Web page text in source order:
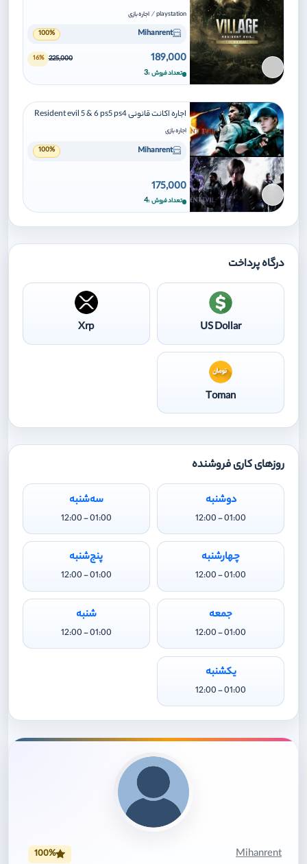
برای افزودن وارد شوید
playstation
/ اجاره بازی
Mihanrent
100%
189,000
225,000
16%
تعداد فروش 3
برای افزودن وارد شوید
اجاره اکانت قانونی Resident evil 5 & 6 ps5 ps4
اجاره بازی
Mihanrent
100%
175,000
تعداد فروش 4
درگاه پرداخت
US Dollar
Xrp
Toman
روزهای کاری فروشنده
دوشنبه
01:00 - 12:00
سه‌شنبه
01:00 - 12:00
چهارشنبه
01:00 - 12:00
پنج‌شنبه
01:00 - 12:00
جمعه
01:00 - 12:00
شنبه
01:00 - 12:00
یکشنبه
01:00 - 12:00
Mihanrent
100%